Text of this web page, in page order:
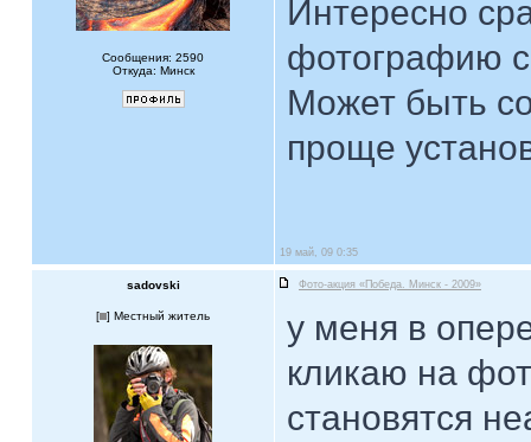
Сообщения: 2590
Откуда: Минск
Интересно
фотографию
Может быть
проще
19 май, 09 0:35
sadovski Фото-акция «Победа. Минск - 2009»
[ ] Местный житель
у меня в
кликаю на
становятся